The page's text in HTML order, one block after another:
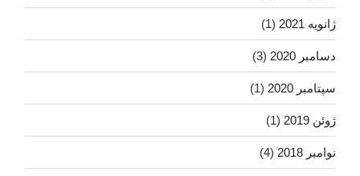
ژانویه 2021 (1)
دسامبر 2020 (3)
سپتامبر 2020 (1)
ژوئن 2019 (1)
نوامبر 2018 (4)